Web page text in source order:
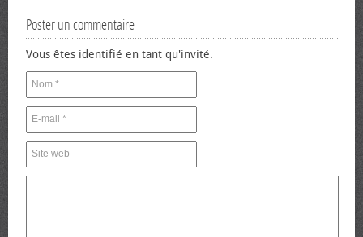
Poster un commentaire
Vous êtes identifié en tant qu'invité.